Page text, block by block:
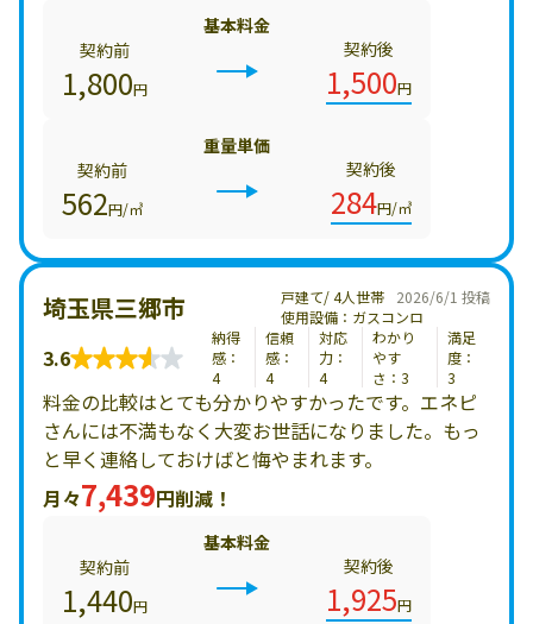
基本料金
契約前
1,800円
契約後
1,500円
重量単価
契約前
562円/㎥
契約後
284円/㎥
2026/6/1 投稿
埼玉県三郷市
戸建て/ 4人世帯
使用設備：ガスコンロ
3.6
納得
感：
4
信頼
感：
4
対応
力：
4
わかり
やす
さ：3
満足
度：
3
料金の比較はとても分かりやすかったです。エネピ
さんには不満もなく大変お世話になりました。もっ
と早く連絡しておけばと悔やまれます。
月々7,439円削減！
基本料金
契約前
1,440円
契約後
1,925円